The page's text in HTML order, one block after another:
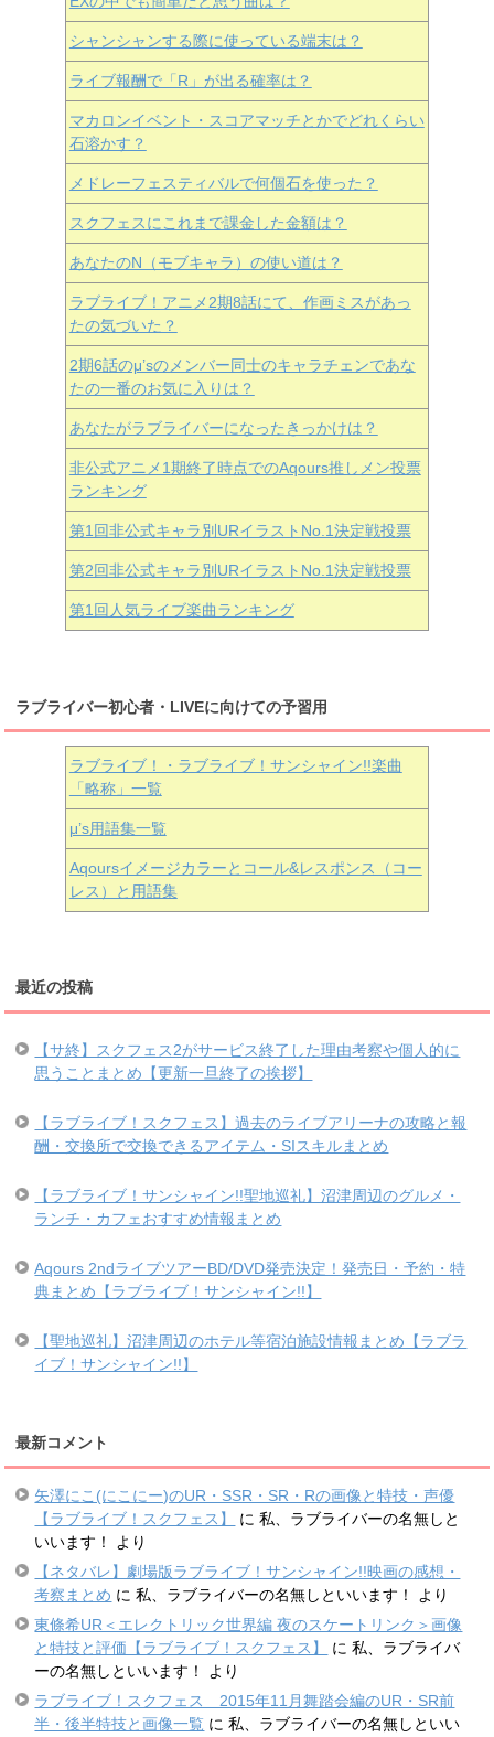
シャンシャンする際に使っている端末は？
ライブ報酬で「R」が出る確率は？
マカロンイベント・スコアマッチとかでどれくらい
石溶かす？
メドレーフェスティバルで何個石を使った？
スクフェスにこれまで課金した金額は？
あなたのN（モブキャラ）の使い道は？
ラブライブ！アニメ2期8話にて、作画ミスがあっ
たの気づいた？
2期6話のμ’sのメンバー同士のキャラチェンであな
たの一番のお気に入りは？
あなたがラブライバーになったきっかけは？
非公式アニメ1期終了時点でのAqours推しメン投票
ランキング
第1回非公式キャラ別URイラストNo.1決定戦投票
第2回非公式キャラ別URイラストNo.1決定戦投票
第1回人気ライブ楽曲ランキング
ラブライバー初心者・LIVEに向けての予習用
ラブライブ！・ラブライブ！サンシャイン!!楽曲
「略称」一覧
μ’s用語集一覧
Aqoursイメージカラーとコール&レスポンス（コー
レス）と用語集
最近の投稿
【サ終】スクフェス2がサービス終了した理由考察や個人的に
思うことまとめ【更新一旦終了の挨拶】
【ラブライブ！スクフェス】過去のライブアリーナの攻略と報
酬・交換所で交換できるアイテム・SIスキルまとめ
【ラブライブ！サンシャイン!!聖地巡礼】沼津周辺のグルメ・
ランチ・カフェおすすめ情報まとめ
Aqours 2ndライブツアーBD/DVD発売決定！発売日・予約・特
典まとめ【ラブライブ！サンシャイン!!】
【聖地巡礼】沼津周辺のホテル等宿泊施設情報まとめ【ラブラ
イブ！サンシャイン!!】
最新コメント
矢澤にこ(にこにー)のUR・SSR・SR・Rの画像と特技・声優
【ラブライブ！スクフェス】
に私、ラブライバーの名無しと
いいます！
より
【ネタバレ】劇場版ラブライブ！サンシャイン!!映画の感想・
考察まとめ に私、ラブライバーの名無しといいます！
より
東條希UR＜エレクトリック世界編 夜のスケートリンク＞画像
と特技と評価【ラブライブ！スクフェス】
に私、ラブライバ
ーの名無しといいます！
より
ラブライブ！スクフェス 2015年11月舞踏会編のUR・SR前
半・後半特技と画像一覧 に私、ラブライバーの名無しといい